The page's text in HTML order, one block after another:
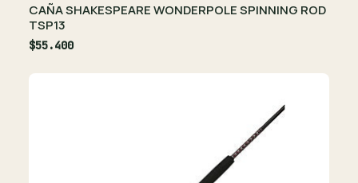
CAÑA SHAKESPEARE WONDERPOLE SPINNING ROD
TSP13
$55.400